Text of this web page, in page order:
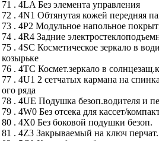
71 . 4LA Без элемента управления
72 . 4N1 Обтянутая кожей передняя
73 . 4P2 Модульное напольное
74 . 4R4 Задние
75 . 4SC Косметическое зеркало в
козырьке
76 . 4TC Космет.зеркало в
77 . 4U1 2 сетчатых кармана на
ого ряда
78 . 4UE Подушка безоп.водителя и
79 . 4W0 Без отсека для кассет/
80 . 4X0 Без боковой подушки безоп.
81 . 4Z3 Закрываемый на ключ